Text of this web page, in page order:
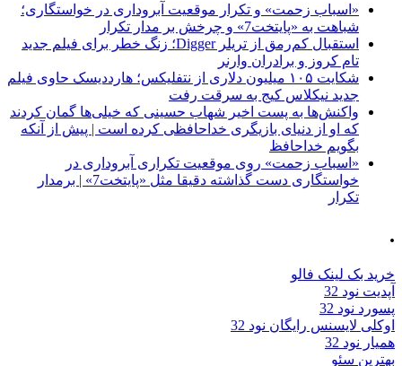
«اسباب زحمت» و تکرار موقعیت آبروداری در خواستگاری؛
شباهت به «پایتخت7» و چرخش بر مدار تکرار
استقبال کم‌رمق از تریلر Digger؛ زنگ خطر برای فیلم جدید
تام کروز و برادران وارنر
شکایت ۱۰۵ میلیون دلاری از نتفلیکس؛ هارددیسک حاوی فیلم
جدید نیکلاس کیج به سرقت رفت
واکنش‌ها به پست اخیر شهاب حسینی که خیلی‌ها گمان کردند
که او از دنیای بازیگری خداحافظی کرده است | پیش از آنکه
بگویم خداحافظ
«اسباب زحمت» روی موقعیت تکراری آبروداری در
خواستگاری دست گذاشته دقیقا مثل «پایتخت7» | برمدار
تکرار
.
خرید بک لینک فالو
آپدیت نود 32
پسورد نود 32
اوکلی لایسنس رایگان نود 32
همیار نود 32
بهترین سئو